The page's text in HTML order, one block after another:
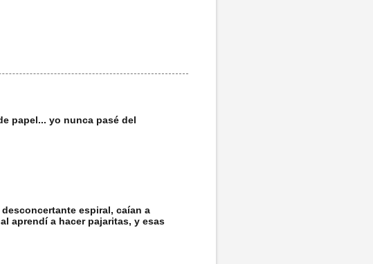
papel... yo nunca pasé del
espiral, caían a
aprendí a hacer pajaritas, y esas